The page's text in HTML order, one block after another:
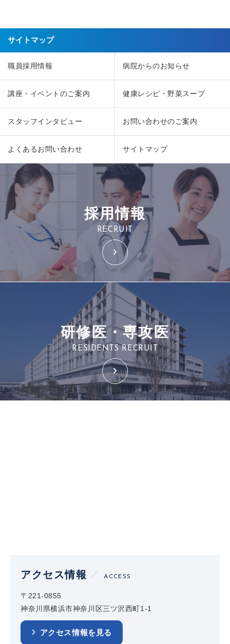
サイトマップ
職員採用情報 病院からのお知らせ
講座・イベントのご案内 健康レシピ・野菜スープ
スタッフインタビュー お問い合わせのご案内
よくあるお問い合わせ サイトマップ
採用情報
RECRUIT
研修医・専攻医
RESIDENTS RECRUIT
アクセス情報 ACCESS
〒221-0855
神奈川県横浜市神奈川区三ツ沢西町1-1
アクセス情報を見る